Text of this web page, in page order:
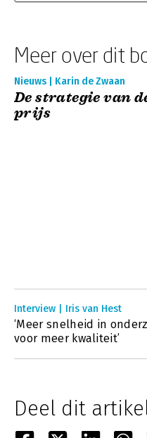
Meer over dit
Nieuws | Karin de Zwaan
De strategie van
prijs
Interview | Iris van Hest
‘Meer snelheid in
voor meer kwaliteit’
Deel dit